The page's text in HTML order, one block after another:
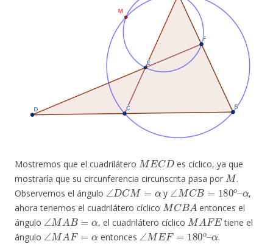
Mostremos que el cuadrilátero
MEC D
es cíclico, ya que
mostraría que su circunferencia circunscrita pasa por
M
.
Observemos el ángulo
∠DCM=α
y
∠MCB= 180o–
,
ahora tenemos el cuadrilátero cíclico
MCBA
entonces el
ángulo
∠MAB=α
, el cuadrilátero cíclico
MAFE
tiene el
ángulo
∠MAF=
entonces
∠MEF=180o–α
.